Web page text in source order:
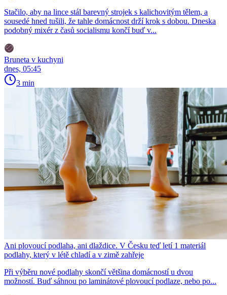
Stačilo, aby na lince stál barevný strojek s kalichovitým tělem, a
sousedé hned tušili, že tahle domácnost drží krok s dobou. Dneska
podobný mixér z časů socialismu končí buď v...
Bruneta v kuchyni
dnes, 05:45
3 min
Ani plovoucí podlaha, ani dlaždice. V Česku teď letí 1 materiál
podlahy, který v létě chladí a v zimě zahřeje
Při výběru nové podlahy skončí většina domácností u dvou
možností. Buď sáhnou po laminátové plovoucí podlaze, nebo po...